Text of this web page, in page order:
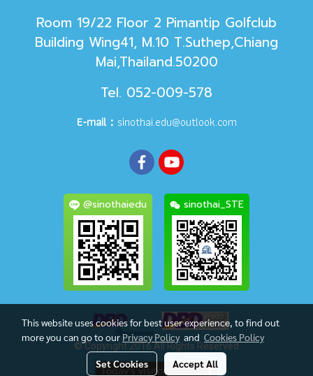
Room 19/22 Floor 2 Pimantip Golfclub
Building Wing41, M.10 T.Suthep,Chiang
Mai,Thailand.50200
Tel. 052-009-578
E-mail： sinothai.edu@outlook.com
@sinothaiedu sinothai_STE
© Copyright 2016 All Rights Reserved
Today's visitor 1
This website uses cookies for best user experience, to find out
more you can go to our Privacy Policyand Cookies Policy
Set Cookies Accept All